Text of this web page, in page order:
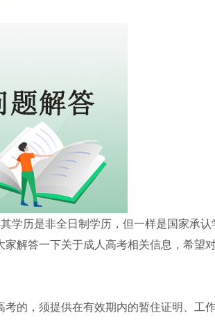
学历是非全日制学历，但一样是国家承
解答一下关于成人高考相关信息，希望
的，须提供在有效期内的暂住证明、工